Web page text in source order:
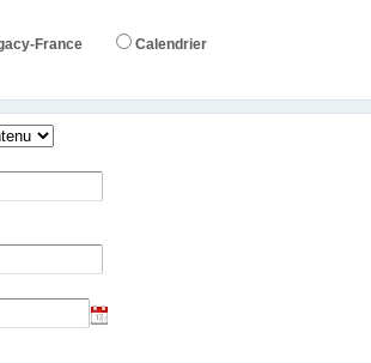
France Calendrier